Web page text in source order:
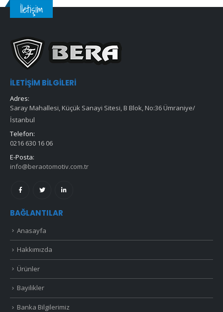
İletişim
İLETIŞIM BILGILERI
Adres:
Saray Mahallesi, Küçük Sanayi Sitesi, B Blok, No:36 Ümraniye/
İstanbul
Telefon:
0216 630 16 06
E-Posta:
info@beraotomotiv.com.tr
BAĞLANTILAR
Anasayfa
Hakkımızda
Ürünler
Bayilikler
Banka Bilgilerimiz